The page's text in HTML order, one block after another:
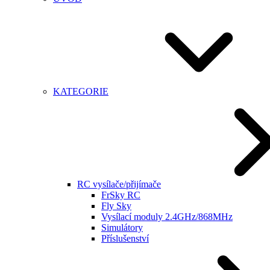
KATEGORIE
RC vysílače/přijímače
FrSky RC
Fly Sky
Vysílací moduly 2.4GHz/868MHz
Simulátory
Příslušenství